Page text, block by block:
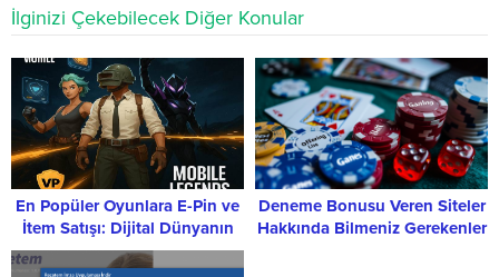
İlginizi Çekebilecek Diğer Konular
En Popüler Oyunlara E-Pin ve
İtem Satışı: Dijital Dünyanın
Kapılarını Oyuncu.com ile Açın
Deneme Bonusu Veren Siteler
Hakkında Bilmeniz Gerekenler